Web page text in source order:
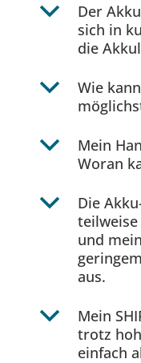
b
Der
sich in
die
b
Wie
b
Mein
Woran
b
Die
und
aus.
b
Mein
trotz
einfach